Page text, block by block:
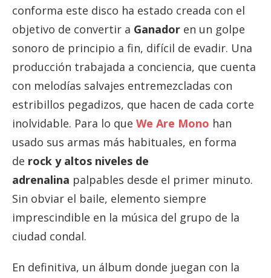
conforma este disco ha estado creada con el
objetivo de convertir a Ganador en un golpe
sonoro de principio a fin, difícil de evadir. Una
producción trabajada a conciencia, que cuenta
con melodías salvajes entremezcladas con
estribillos pegadizos, que hacen de cada corte
inolvidable. Para lo que We Are Mono han
usado sus armas más habituales, en forma
de rock y altos niveles de
adrenalina palpables desde el primer minuto.
Sin obviar el baile, elemento siempre
imprescindible en la música del grupo de la
ciudad condal.
En definitiva, un álbum donde juegan con la